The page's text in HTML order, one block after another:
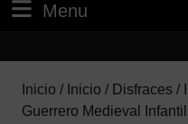
Menu
Inicio / Inicio / Disfraces /
Guerrero Medieval